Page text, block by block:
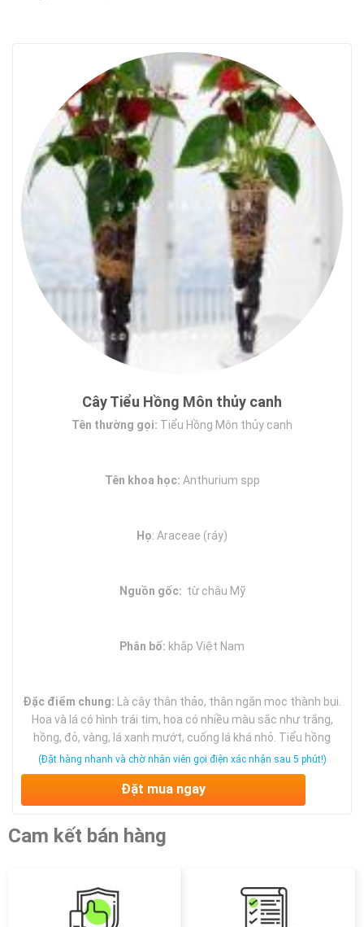
Cây Tiểu Hồng Môn thủy canh
Tên thường gọi: Tiểu Hồng Môn thủy canh
Tên khoa học: Anthurium spp
Họ: Araceae (ráy)
Nguồn gốc: từ châu Mỹ
Phân bố: khắp Việt Nam
Đặc điểm chung: Là cây thân thảo, thân ngắn mọc thành bụi.
Hoa và lá có hình trái tim, hoa có nhiều màu sắc như trắng,
hồng, đỏ, vàng, lá xanh mướt, cuống lá khá nhỏ. Tiểu hồng
môn có thể sống trên đất và trong nước (Tiểu hồng môn thuỷ
sinh), sinh trưởng tốt trong môi trường ẩm.
(Đặt hàng nhanh và chờ nhân viên gọi điện xác nhận sau 5 phút!)
Đặt mua ngay
Cam kết bán hàng